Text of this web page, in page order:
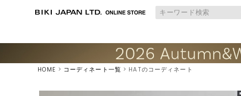
HOME コーディネート一覧 HATのコーディネート